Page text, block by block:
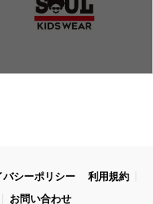
バシーポリシー
利用規約
お問い合わせ